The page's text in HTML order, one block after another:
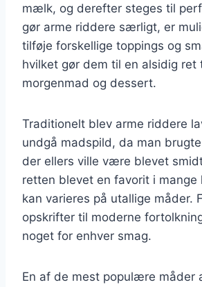
mælk, og derefter steges til
gør arme riddere særligt, er
tilføje forskellige toppings og
hvilket gør dem til en alsidig ret
morgenmad og dessert.
Traditionelt blev arme riddere
undgå madspild, da man
der ellers ville være blevet
retten blevet en favorit i mange
kan varieres på utallige måder.
opskrifter til moderne
noget for enhver smag.
En af de mest populære måder